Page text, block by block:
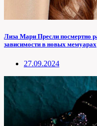
Лиза Мари Пресли посмертно
зависимости в новых мемуарах
27.09.2024